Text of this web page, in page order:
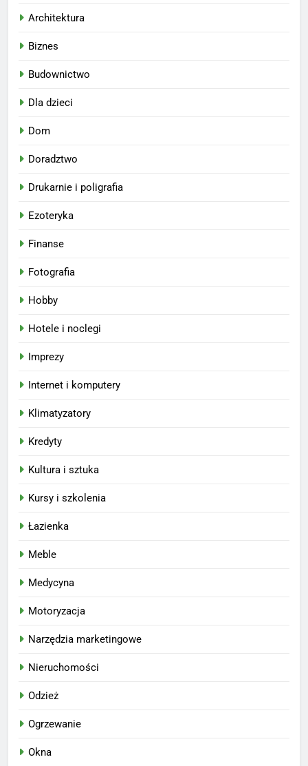
Architektura
Biznes
Budownictwo
Dla dzieci
Dom
Doradztwo
Drukarnie i poligrafia
Ezoteryka
Finanse
Fotografia
Hobby
Hotele i noclegi
Imprezy
Internet i komputery
Klimatyzatory
Kredyty
Kultura i sztuka
Kursy i szkolenia
Łazienka
Meble
Medycyna
Motoryzacja
Narzędzia marketingowe
Nieruchomości
Odzież
Ogrzewanie
Okna